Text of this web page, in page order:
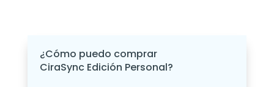
¿Cómo puedo comprar
CiraSync Edición Personal?